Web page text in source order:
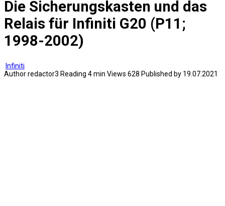
Die Sicherungskasten und das
Relais für Infiniti G20 (P11;
1998-2002)
Infiniti
Authorredactor3 Reading 4 min Views 628 Published by 19.07.2021